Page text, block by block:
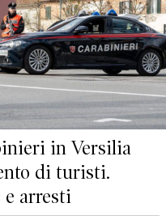
in Versilia
di turisti.
e arresti